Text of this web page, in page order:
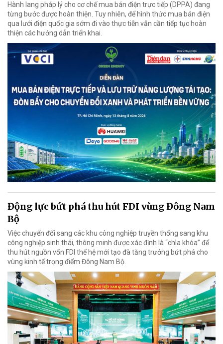
Hành lang pháp lý cho cơ chế mua bán điện trực tiếp (DPPA) đang
từng bước được hoàn thiện. Tuy nhiên, để hình thức mua bán điện
qua lưới điện quốc gia sớm đi vào thực tiễn vẫn cần tiếp tục hoàn
thiện các hướng dẫn triển khai.
Động lực bứt phá thu hút FDI vùng Đông Nam
Bộ
Việc chuyển đổi sang các khu công nghiệp truyền thống sang khu
công nghiệp sinh thái, thông minh được xác định là “chìa khóa” để
thu hút nguồn vốn FDI thế hệ mới tạo đà tăng trưởng bứt phá cho
vùng kinh tế trọng điểm Đông Nam Bộ.